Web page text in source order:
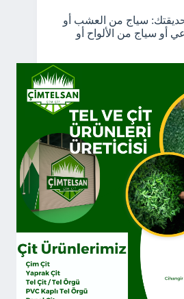
سياج من العشب أو
أو سياج من الألواح أو